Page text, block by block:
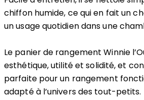
chiffon humide, ce qui en fait un
un usage quotidien dans une
Le panier de rangement Winnie
esthétique, utilité et solidité, et
parfaite pour un rangement
adapté à l’univers des tout-petits.